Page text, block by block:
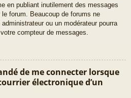
en publiant inutilement des messages
le forum. Beaucoup de forums ne
ou un modérateur pourra
compteur de messages.
de me connecter lorsque
électronique d’un